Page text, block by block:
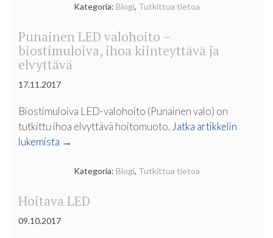
Kategoria: Blogi, Tutkittua tietoa
Punainen LED valohoito –
biostimuloiva, ihoa kiinteyttävä ja
elvyttävä
17.11.2017
Biostimuloiva LED-valohoito (Punainen valo) on
tutkittu ihoa elvyttävä hoitomuoto. Jatka artikkelin
lukemista ”Punainen
valohoito
biostimuloiva,
→
Kategoria: Blogi, Tutkittua tietoa
Hoitava LED
09.10.2017